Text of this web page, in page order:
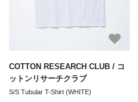
COTTON RESEARCH CLUB / コ
ットンリサーチクラブ
S/S Tubular T-Shirt (WHITE)